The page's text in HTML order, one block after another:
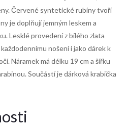
Červené syntetické rubíny tvoří
je doplňují jemným leskem a
Lesklé provedení z bílého zlata
nošení i jako dárek k
Náramek má délku 19 cm a šířku
Součástí je dárková krabička